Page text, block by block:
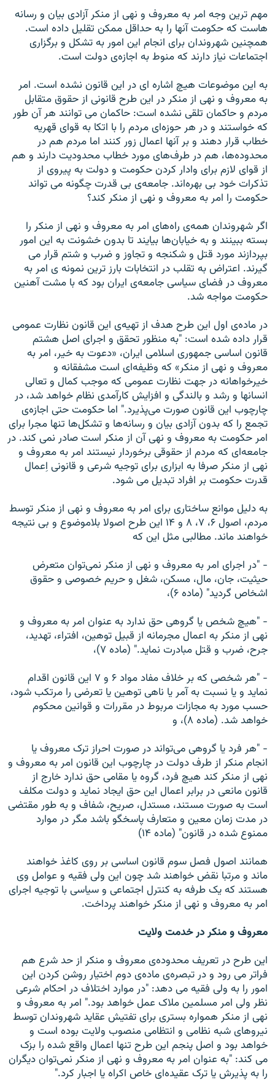
مهم ترين وجه امر به معروف و نهی از منکر آزادی بيان و رسانه
هاست که حکومت آنها را به حداقل ممکن تقليل داده است.
همچنين شهروندان برای انجام اين امور به تشکل و برگزاری
اجتماعات نياز دارند که منوط به اجازه‌ی دولت است.
به اين موضوعات هيچ اشاره ای در اين قانون نشده است. امر
به معروف و نهی از منکر در اين طرح قانونی از حقوق متقابل
مردم و حاکمان تلقی نشده است: حاکمان می توانند هر آن طور
که خواستند و در هر حوزه‌ای مردم را با اتکا به قوای قهريه
خطاب قرار دهند و بر آنها اعمال زور کنند اما مردم هم در
محدوده‌ها، هم در طرف‌های مورد خطاب محدوديت دارند و هم
از قوای لازم برای وادار کردن حکومت و دولت به پيروی از
تذکرات خود بی بهره‌اند. جامعه‌ی بی قدرت چگونه می تواند
حکومت را امر به معروف و نهی از منکر کند؟
اگر شهروندان همه‌ی راه‌های امر به معروف و نهی از منکر را
بسته ببينند و به خيابان‌ها بيايند تا بدون خشونت به اين امور
بپردازند مورد قتل و شکنجه و تجاوز و ضرب و شتم قرار می
گيرند. اعتراض به تقلب در انتخابات بارز ترين نمونه ی امر به
معروف در فضای سياسی جامعه‌ی ايران بود که با مشت آهنين
حکومت مواجه شد.
در ماده‌ی اول اين طرح هدف از تهيه‌ی اين قانون نظارت عمومی
قرار داده شده است: "به منظور تحقق و اجرای اصل هشتم
قانون اساسی جمهوری اسلامی ايران، «دعوت به خير، امر به
معروف و نهی از منکر» که وظيفه‌ای است مشفقانه و
خيرخواهانه در جهت نظارت عمومی که موجب کمال و تعالی
انسانها و رشد و بالندگی و افزايش کارآمدی نظام خواهد شد، در
چارچوب اين قانون صورت می‌پذيرد." اما حکومت حتی اجازه‌ی
تجمع را که بدون آزادی بيان و رسانه‌ها و تشکل‌ها تنها مجرا برای
امر حکومت به معروف و نهی آن از منکر است صادر نمی کند. در
جامعه‌ای که مردم از حقوقی برخوردار نيستند امر به معروف و
نهی از منکر صرفا به ابزاری برای توجيه شرعی و قانونی اِعمال
قدرت حکومت بر افراد تبديل می شود.
به دليل موانع ساختاری برای امر به معروف و نهی از منکر توسط
مردم، اصول ۶، ۷، ۸ و ۱۴ اين طرح اصولا بلاموضوع و بی نتيجه
خواهند ماند. مطالبی مثل اين که
- "در اجرای امر به معروف و نهی از منکر نمی‌توان متعرض
حيثيت، جان، مال، مسکن، شغل و حريم خصوصی و حقوق
اشخاص گرديد" (ماده ۶)،
- "هيچ شخص يا گروهی حق ندارد به عنوان امر به معروف و
نهی از منکر به اعمال مجرمانه از قبيل توهين، افتراء، تهديد،
جرح، ضرب و قتل مبادرت نمايد." (ماده ۷)،
- "هر شخصی که بر خلاف مفاد مواد ۶ و ۷ اين قانون اقدام
نمايد و يا نسبت به آمر يا ناهی توهين يا تعرضی را مرتکب شود،
حسب مورد به مجازات مربوط در مقررات و قوانين محکوم
خواهد شد. (ماده ۸)، و
- "هر فرد يا گروهی می‌تواند در صورت احراز ترک معروف يا
انجام منکر از طرف دولت در چارچوب اين قانون امر به معروف و
نهی از منکر کند هيچ فرد، گروه يا مقامی حق ندارد خارج از
قانون مانعی در برابر اعمال اين حق ايجاد نمايد و دولت مکلف
است به صورت مستند، مستدل، صريح، شفاف و به طور مقتضی
در مدت زمان معين و متعارف پاسخگو باشد مگر در موارد
ممنوع شده در قانون" (ماده ۱۴)
همانند اصول فصل سوم قانون اساسی بر روی کاغذ خواهند
ماند و مرتبا نقض خواهند شد چون اين ولی فقيه و عوامل وی
هستند که يک طرفه به کنترل اجتماعی و سياسی با توجيه اجرای
امر به معروف و نهی از منکر خواهند پرداخت.
معروف و منکر در خدمت ولايت
اين طرح در تعريف محدوده‌ی معروف و منکر از حد شرع هم
فراتر می رود و در تبصره‌ی ماده‌ی دوم اختيار روشن کردن اين
امور را به ولی فقيه می دهد: "در موارد اختلاف در احکام شرعی
نظر ولی امر مسلمين ملاک عمل خواهد بود." امر به معروف و
نهی از منکر همواره بستری برای تفتيش عقايد شهروندان توسط
نيروهای شبه نظامی و انتظامی منصوب ولايت بوده است و
خواهد بود و اصل پنجم اين طرح تنها اعمال واقع شده را بزک
می کند: "به عنوان امر به معروف و نهی از منکر نمی‌توان ديگران
را به پذيرش يا ترک عقيده‌ای خاص اکراه يا اجبار کرد."